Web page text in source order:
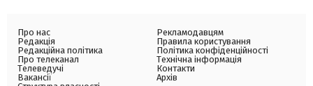
Про нас
Редакція
Редакційна політика
Про телеканал
Телеведучі
Вакансії
Рекламодавцям
Правила користування
Політика конфіденційності
Технічна інформація
Контакти
Архів